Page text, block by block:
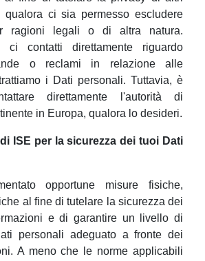
qualora ci sia permesso escludere
ragioni legali o di altra natura.
ci contatti direttamente riguardo
o reclami in relazione alle
i Dati personali. Tuttavia, è
direttamente l'autorità di
in Europa, qualora lo desideri.
ISE per la sicurezza dei tuoi Dati
opportune misure fisiche,
al fine di tutelare la sicurezza dei
e di garantire un livello di
personali adeguato a fronte dei
A meno che le norme applicabili